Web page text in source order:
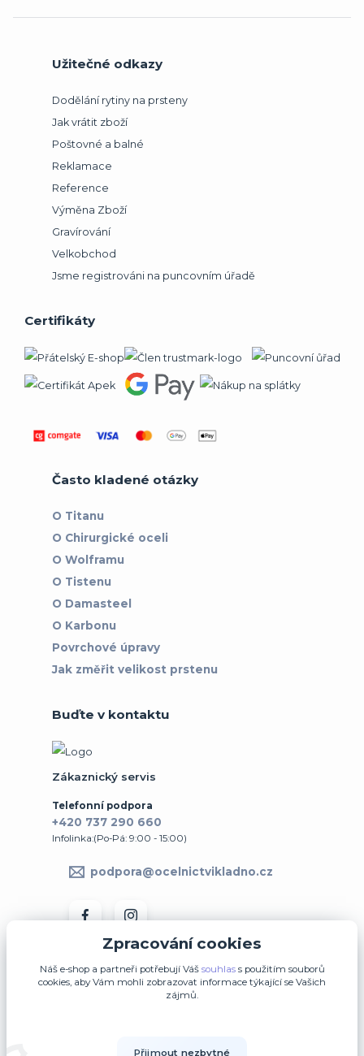
Užitečné odkazy
Dodělání rytiny na prsteny
Jak vrátit zboží
Poštovné a balné
Reklamace
Reference
Výměna Zboží
Gravírování
Velkobchod
Jsme registrováni na puncovním úřadě
Certifikáty
Často kladené otázky
O Titanu
O Chirurgické oceli
O Wolframu
O Tistenu
O Damasteel
O Karbonu
Povrchové úpravy
Jak změřit velikost prstenu
Buďte v kontaktu
Zákaznický servis
Telefonní podpora
+420 737 290 660
Infolinka:(Po-Pá: 9:00 - 15:00)
podpora@ocelnictvikladno.cz
Zpracování cookies
Náš e-shop a partneři potřebují Váš souhlass použitím souborů
cookies, aby Vám mohli zobrazovat informace týkající se Vašich
zájmů.
Přijmout nezbytné